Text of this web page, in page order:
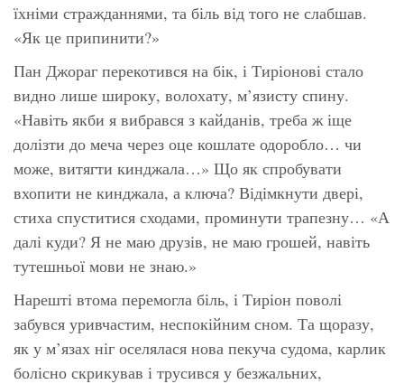
їхніми стражданнями, та біль від того не слабшав.
«Як це припинити?»
Пан Джораг перекотився на бік, і Тиріонові стало
видно лише широку, волохату, м’язисту спину.
«Навіть якби я вибрався з кайданів, треба ж іще
долізти до меча через оце кошлате одоробло… чи
може, витягти кинджала…» Що як спробувати
вхопити не кинджала, а ключа? Відімкнути двері,
стиха спуститися сходами, проминути трапезну… «А
далі куди? Я не маю друзів, не маю грошей, навіть
тутешньої мови не знаю.»
Нарешті втома перемогла біль, і Тиріон поволі
забувся уривчастим, неспокійним сном. Та щоразу,
як у м’язах ніг оселялася нова пекуча судома, карлик
болісно скрикував і трусився у безжальних,